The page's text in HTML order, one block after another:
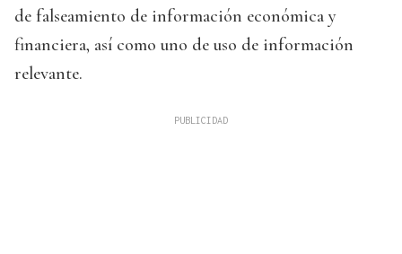
de falseamiento de información económica y
financiera, así como uno de uso de información
relevante.